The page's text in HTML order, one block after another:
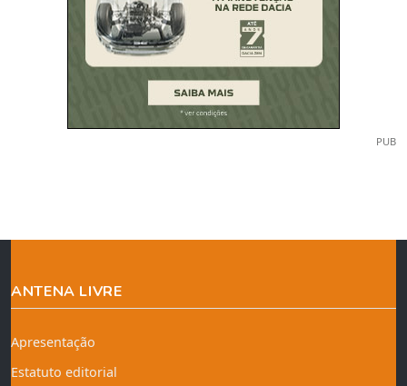
PUB
ANTENA LIVRE
Apresentação
Estatuto editorial